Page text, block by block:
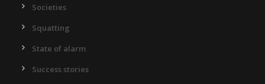
Societies
Squatting
State of alarm
Success stories